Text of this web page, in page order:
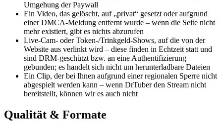
Umgehung der Paywall
Ein Video, das gelöscht, auf „privat“ gesetzt oder aufgrund
einer DMCA-Meldung entfernt wurde – wenn die Seite nicht
mehr existiert, gibt es nichts abzurufen
Live-Cam- oder Token-/Trinkgeld-Shows, auf die von der
Website aus verlinkt wird – diese finden in Echtzeit statt und
sind DRM-geschützt bzw. an eine Authentifizierung
gebunden; es handelt sich nicht um herunterladbare Dateien
Ein Clip, der bei Ihnen aufgrund einer regionalen Sperre nicht
abgespielt werden kann – wenn DrTuber den Stream nicht
bereitstellt, können wir es auch nicht
Qualität & Formate